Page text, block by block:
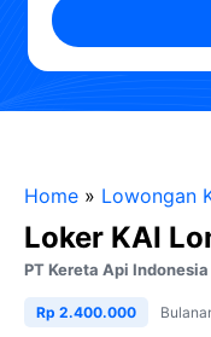
Home » Lowongan
Loker KAI
PT Kereta Api
Rp 2.400.000